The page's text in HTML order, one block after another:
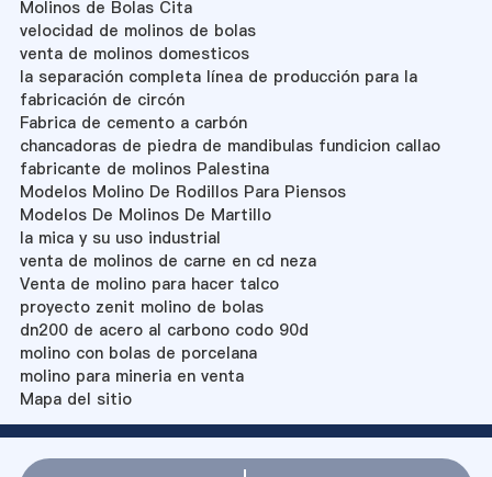
Molinos de Bolas Cita
velocidad de molinos de bolas
venta de molinos domesticos
la separación completa línea de producción para la
fabricación de circón
Fabrica de cemento a carbón
chancadoras de piedra de mandibulas fundicion callao
fabricante de molinos Palestina
Modelos Molino De Rodillos Para Piensos
Modelos De Molinos De Martillo
la mica y su uso industrial
venta de molinos de carne en cd neza
Venta de molino para hacer talco
proyecto zenit molino de bolas
dn200 de acero al carbono codo 90d
molino con bolas de porcelana
molino para mineria en venta
Mapa del sitio